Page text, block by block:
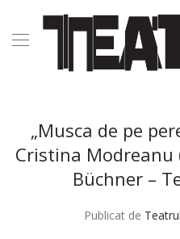
„Musca de pe
Cristina Modreanu
Büchner –
Publicat de